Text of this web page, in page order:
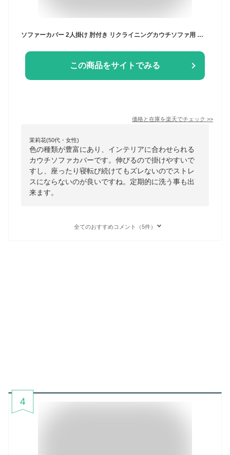
ソファーカバー 2人掛け 肘付き リクライニングカウチソファ用 ウエーブ生地 洗える ウォッシャブル 北欧 おしゃれ 二人掛け 肘あり 肘掛けあり ズレない ストレッチ 伸縮 [ReFit] リ・フィット リクライニングソファ チェア【送料無料】
この商品をサイトでみる
価格と在庫を楽天でチェック >>
茉莉花(50代・女性)
色の種類が豊富にあり、インテリアに合わせられる
カウチソファカバーです。伸びるので掛けやすいで
すし、座ったり寝転び続けてもズレないのでストレ
スにならないのが良いですね。定期的に洗う事も出
来ます。
全てのおすすめコメント（5件）
4